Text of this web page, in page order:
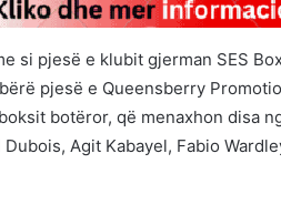
si pjesë e klubit gjerman SES
pjesë e Queensberry
botëror, që menaxhon disa
Agit Kabayel, Fabio